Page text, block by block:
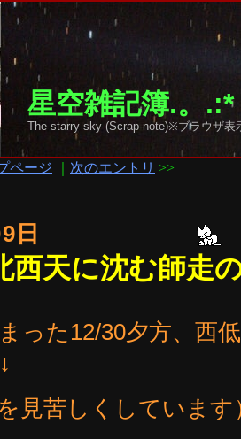
星空雑記簿.。
The starry sky (Scrap note)※ブラウザ
ページ 次のエントリ >>
日
西天に沈む師走
った12/30夕方、西
見苦しくしていま